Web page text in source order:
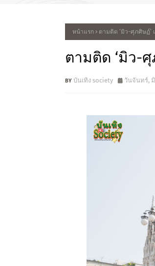
หน้าแรก ตามติด ‘มิว-ศุภศิษฏ์’
ตามติด ‘มิว-
บันเทิง society วันจันทร์,